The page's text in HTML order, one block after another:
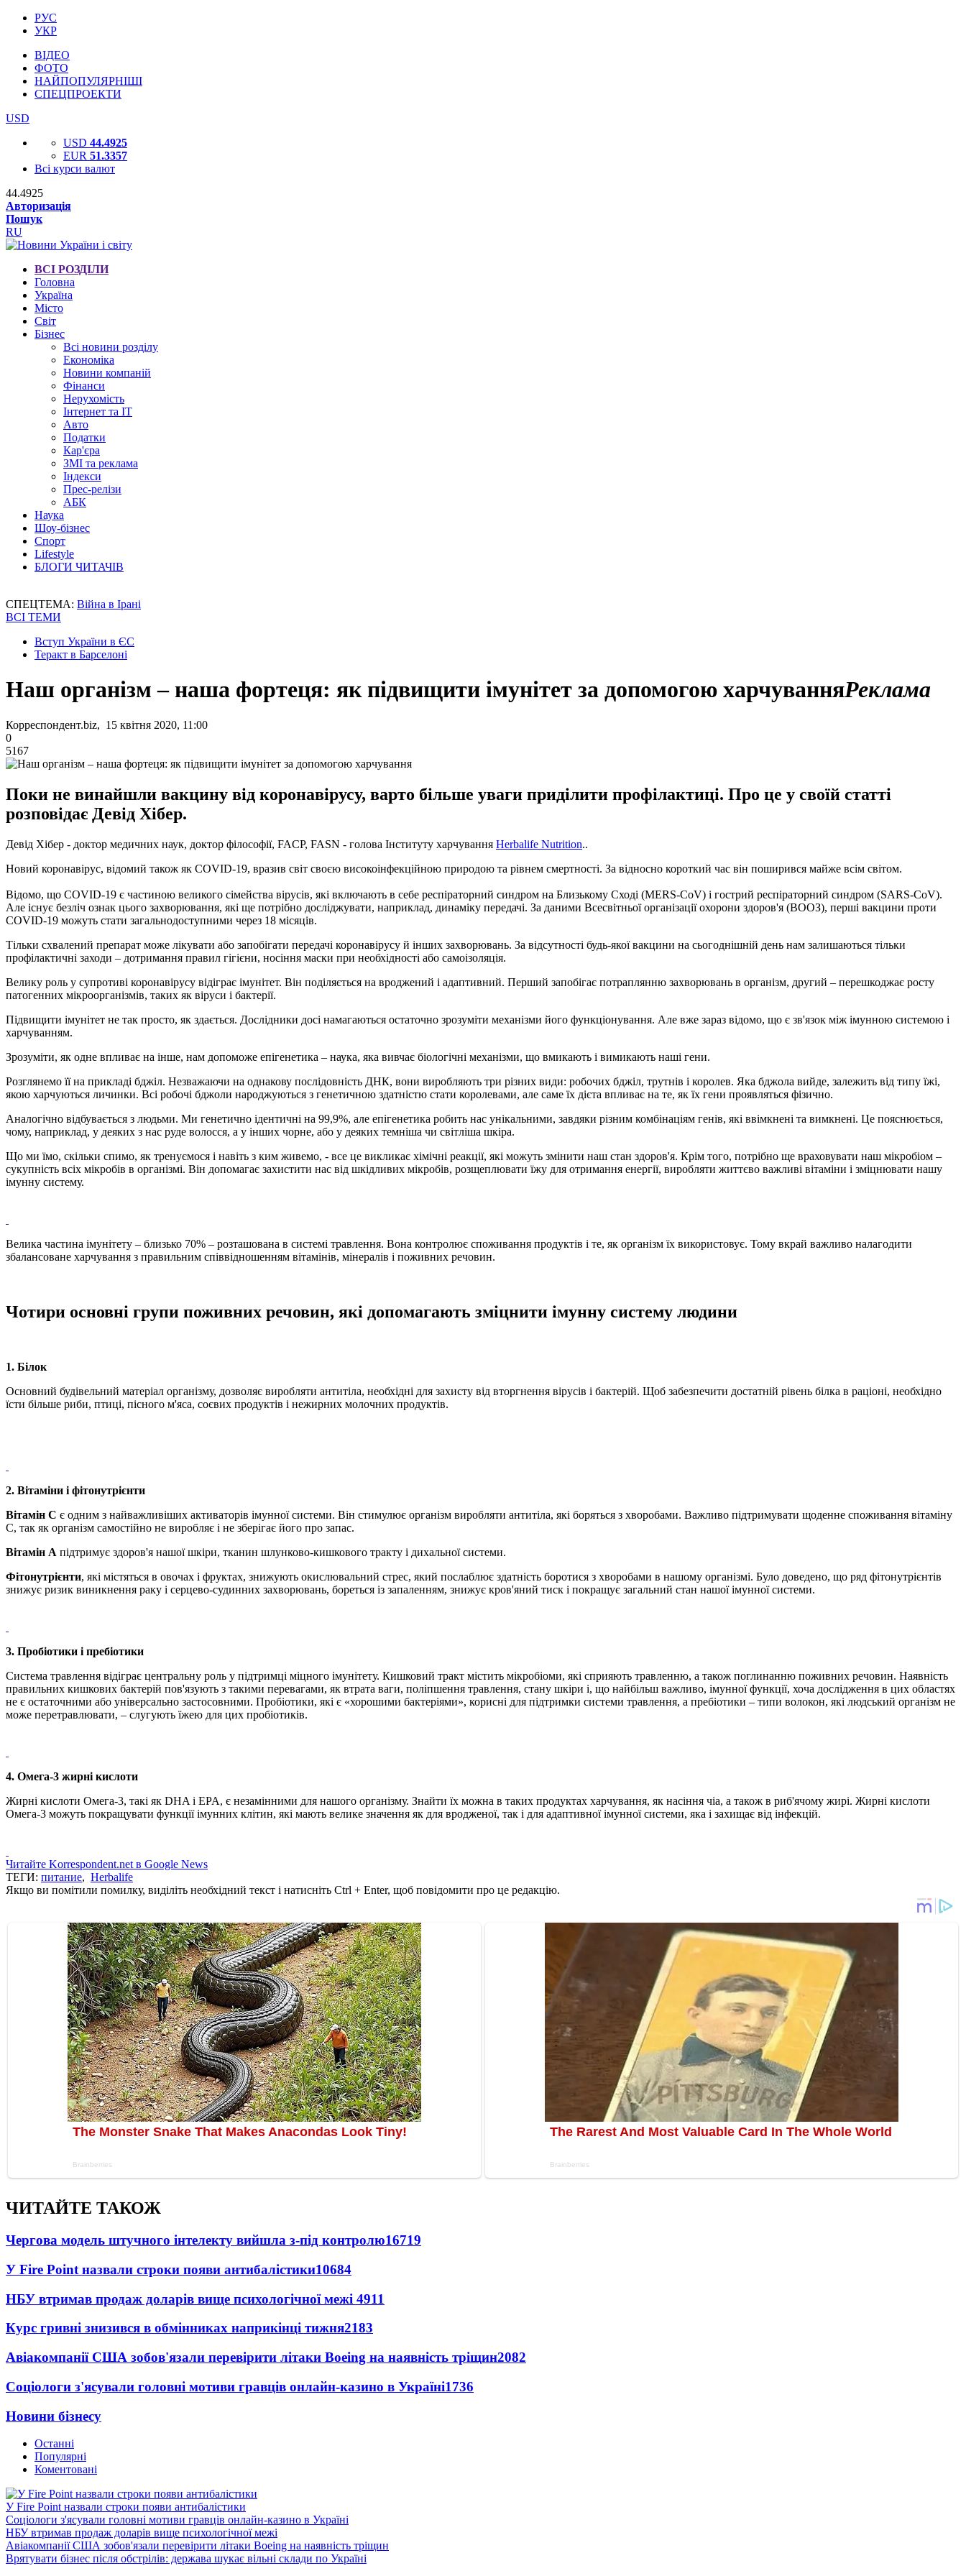
РУС
УКР
ВІДЕО
ФОТО
НАЙПОПУЛЯРНІШІ
СПЕЦПРОЕКТИ
USD
USD 44.4925
EUR 51.3357
Всі курси валют
44.4925
Авторизація
Пошук
RU
ВСІ РОЗДІЛИ
Головна
Україна
Місто
Світ
Бізнес
Всі новини розділу
Економіка
Новини компаній
Фінанси
Нерухомість
Інтернет та IT
Авто
Податки
Кар'єра
ЗМІ та реклама
Індекси
Прес-релізи
АБК
Наука
Шоу-бізнес
Спорт
Lifestyle
БЛОГИ ЧИТАЧІВ
СПЕЦТЕМА: Війна в Ірані
ВСІ ТЕМИ
Вступ України в ЄС
Теракт в Барселоні
Наш організм – наша фортеця: як підвищити імунітет за допомогою харчуванняРеклама
Корреспондент.biz, 15 квітня 2020, 11:00
0
5167
Поки не винайшли вакцину від коронавірусу, варто більше уваги приділити профілактиці. Про це у своїй статті
розповідає Девід Хібер.
Девід Хібер - доктор медичних наук, доктор філософії, FACP, FASN - голова Інституту харчування Herbalife Nutrition..
Новий коронавірус, відомий також як COVID-19, вразив світ своєю високоінфекційною природою та рівнем смертності. За відносно короткий час він поширився майже всім світом.
Відомо, що COVID-19 є частиною великого сімейства вірусів, які включають в себе респіраторний синдром на Близькому Сході (MERS-CoV) і гострий респіраторний синдром (SARS-CoV).
Але існує безліч ознак цього захворювання, які ще потрібно досліджувати, наприклад, динаміку передачі. За даними Всесвітньої організації охорони здоров'я (ВООЗ), перші вакцини проти
COVID-19 можуть стати загальнодоступними через 18 місяців.
Тільки схвалений препарат може лікувати або запобігати передачі коронавірусу й інших захворювань. За відсутності будь-якої вакцини на сьогоднішній день нам залишаються тільки
профілактичні заходи – дотримання правил гігієни, носіння маски при необхідності або самоізоляція.
Велику роль у супротиві коронавірусу відіграє імунітет. Він поділяється на вроджений і адаптивний. Перший запобігає потраплянню захворювань в організм, другий – перешкоджає росту
патогенних мікроорганізмів, таких як віруси і бактерії.
Підвищити імунітет не так просто, як здається. Дослідники досі намагаються остаточно зрозуміти механізми його функціонування. Але вже зараз відомо, що є зв'язок між імунною системою і
харчуванням.
Зрозуміти, як одне впливає на інше, нам допоможе епігенетика – наука, яка вивчає біологічні механізми, що вмикають і вимикають наші гени.
Розглянемо її на прикладі бджіл. Незважаючи на однакову послідовність ДНК, вони виробляють три різних види: робочих бджіл, трутнів і королев. Яка бджола вийде, залежить від типу їжі,
якою харчуються личинки. Всі робочі бджоли народжуються з генетичною здатністю стати королевами, але саме їх дієта впливає на те, як їх гени проявляться фізично.
Аналогічно відбувається з людьми. Ми генетично ідентичні на 99,9%, але епігенетика робить нас унікальними, завдяки різним комбінаціям генів, які ввімкнені та вимкнені. Це пояснюється,
чому, наприклад, у деяких з нас руде волосся, а у інших чорне, або у деяких темніша чи світліша шкіра.
Що ми їмо, скільки спимо, як тренуємося і навіть з ким живемо, - все це викликає хімічні реакції, які можуть змінити наш стан здоров'я. Крім того, потрібно ще враховувати наш мікробіом –
сукупність всіх мікробів в організмі. Він допомагає захистити нас від шкідливих мікробів, розщеплювати їжу для отримання енергії, виробляти життєво важливі вітаміни і зміцнювати нашу
імунну систему.
Велика частина імунітету – близько 70% – розташована в системі травлення. Вона контролює споживання продуктів і те, як організм їх використовує. Тому вкрай важливо налагодити
збалансоване харчування з правильним співвідношенням вітамінів, мінералів і поживних речовин.
Чотири основні групи поживних речовин, які допомагають зміцнити імунну систему людини
1. Білок
Основний будівельний матеріал організму, дозволяє виробляти антитіла, необхідні для захисту від вторгнення вірусів і бактерій. Щоб забезпечити достатній рівень білка в раціоні, необхідно
їсти більше риби, птиці, пісного м'яса, соєвих продуктів і нежирних молочних продуктів.
2. Вітаміни і фітонутрієнти
Вітамін С є одним з найважливіших активаторів імунної системи. Він стимулює організм виробляти антитіла, які боряться з хворобами. Важливо підтримувати щоденне споживання вітаміну
С, так як організм самостійно не виробляє і не зберігає його про запас.
Вітамін А підтримує здоров'я нашої шкіри, тканин шлунково-кишкового тракту і дихальної системи.
Фітонутрієнти, які містяться в овочах і фруктах, знижують окислювальний стрес, який послаблює здатність боротися з хворобами в нашому організмі. Було доведено, що ряд фітонутрієнтів
знижує ризик виникнення раку і серцево-судинних захворювань, бореться із запаленням, знижує кров'яний тиск і покращує загальний стан нашої імунної системи.
3. Пробіотики і пребіотики
Система травлення відіграє центральну роль у підтримці міцного імунітету. Кишковий тракт містить мікробіоми, які сприяють травленню, а також поглинанню поживних речовин. Наявність
правильних кишкових бактерій пов'язують з такими перевагами, як втрата ваги, поліпшення травлення, стану шкіри і, що найбільш важливо, імунної функції, хоча дослідження в цих областях
не є остаточними або універсально застосовними. Пробіотики, які є «хорошими бактеріями», корисні для підтримки системи травлення, а пребіотики – типи волокон, які людський організм не
може перетравлювати, – слугують їжею для цих пробіотиків.
4. Омега-3 жирні кислоти
Жирні кислоти Омега-3, такі як DHA і EPA, є незамінними для нашого організму. Знайти їх можна в таких продуктах харчування, як насіння чіа, а також в риб'ячому жирі. Жирні кислоти
Омега-3 можуть покращувати функції імунних клітин, які мають велике значення як для вродженої, так і для адаптивної імунної системи, яка і захищає від інфекцій.
Читайте Korrespondent.net в Google News
ТЕГИ: питание, Herbalife
Якщо ви помітили помилку, виділіть необхідний текст і натисніть Ctrl + Enter, щоб повідомити про це редакцію.
ЧИТАЙТЕ ТАКОЖ
Чергова модель штучного інтелекту вийшла з-під контролю16719
У Fire Point назвали строки появи антибалістики10684
НБУ втримав продаж доларів вище психологічної межі 4911
Курс гривні знизився в обмінниках наприкінці тижня2183
Авіакомпанії США зобов'язали перевірити літаки Boeing на наявність тріщин2082
Соціологи з'ясували головні мотиви гравців онлайн-казино в Україні1736
Новини бізнесу
Останні
Популярні
Коментовані
У Fire Point назвали строки появи антибалістики
Соціологи з'ясували головні мотиви гравців онлайн-казино в Україні
НБУ втримав продаж доларів вище психологічної межі
Авіакомпанії США зобов'язали перевірити літаки Boeing на наявність тріщин
Врятувати бізнес після обстрілів: держава шукає вільні склади по Україні